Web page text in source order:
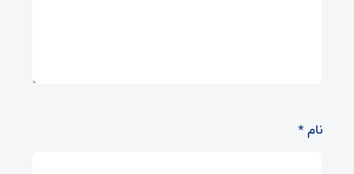
نام*